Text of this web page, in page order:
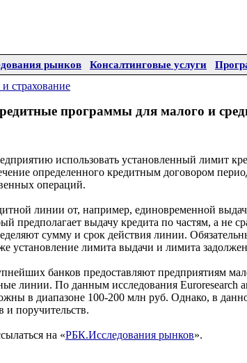
рынков Консалтинговые услуги
страхование
программы для малого и
использовать установленный лимит
определенного кредитным договором
операций.
линии от, например, единовременной
предполагает выдачу кредита по частям, а не
сумму и срок действия линии.
установление лимита выдачи и лимита
банков предоставляют предприятиям
линии. По данным исследования Euroresearch
в диапазоне 100-200 млн руб. Однако, в
и поручительств.
на «РБК.Исследования рынков».